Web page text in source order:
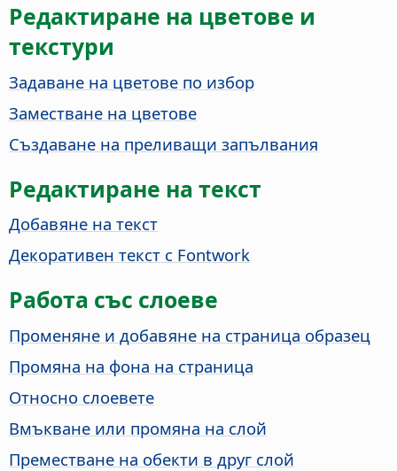
Редактиране на цветове и
текстури
Задаване на цветове по избор
Заместване на цветове
Създаване на преливащи запълвания
Редактиране на текст
Добавяне на текст
Декоративен текст с Fontwork
Работа със слоеве
Променяне и добавяне на страница образец
Промяна на фона на страница
Относно слоевете
Вмъкване или промяна на слой
Преместване на обекти в друг слой